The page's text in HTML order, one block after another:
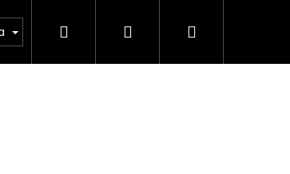
Hledat PřihlášeníNákupní